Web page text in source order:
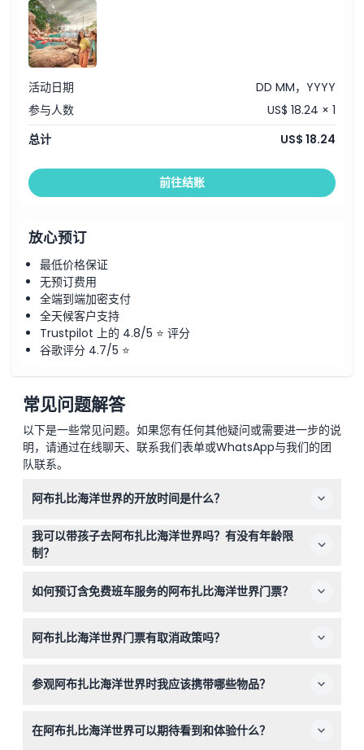
活动日期
DD MM，YYYY
参与人数
US$ 18.24 × 1
总计
US$ 18.24
前往结账
放心预订
最低价格保证
无预订费用
全端到端加密支付
全天候客户支持
Trustpilot 上的 4.8/5 ⭐ 评分
谷歌评分 4.7/5 ⭐
常见问题解答
以下是一些常见问题。如果您有任何其他疑问或需要进一步的说
明，请通过在线聊天、联系我们表单或WhatsApp与我们的团
队联系。
阿布扎比海洋世界的开放时间是什么？
阿布扎比海洋世界每日开放时间为上午10:00至下午
6:00（可能会有变动——请在预订时确认）。斋月期间，公
园开放时间为上午10:00到下午5:00。
我可以带孩子去阿布扎比海洋世界吗？有没有年龄限
制？
须由持有效票的责任成年人陪同。
如何预订含免费班车服务的阿布扎比海洋世界门票？
海洋世界门票。只需选择您偏好的日期并完成安全预订流
阿布扎比海洋世界门票有取消政策吗？
程。
参观阿布扎比海洋世界时我应该携带哪些物品？
动物互动，以及个人必需品如防晒霜或水瓶。
在阿布扎比海洋世界可以期待看到和体验什么？